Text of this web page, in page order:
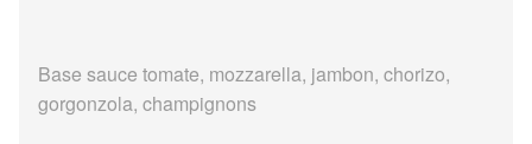
Base sauce tomate, mozzarella, jambon, chorizo,
gorgonzola, champignons